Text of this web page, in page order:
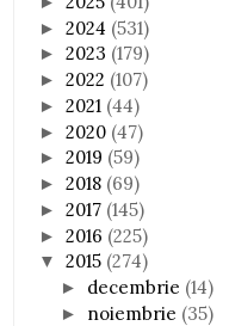
►2024 (531)
►2023 (179)
►2022 (107)
►2021 (44)
►2020 (47)
►2019 (59)
►2018 (69)
►2017 (145)
►2016 (225)
▼2015 (274)
► decembrie (14)
► noiembrie (35)